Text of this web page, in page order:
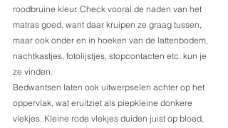
roodbruine kleur. Check vooral de naden van het
matras goed, want daar kruipen ze graag tussen,
maar ook onder en in hoeken van de lattenbodem,
nachtkastjes, fotolijstjes, stopcontacten etc. kun je
ze vinden.
Bedwantsen laten ook uitwerpselen achter op het
oppervlak, wat eruitziet als piepkleine donkere
vlekjes. Kleine rode vlekjes duiden juist op bloed,